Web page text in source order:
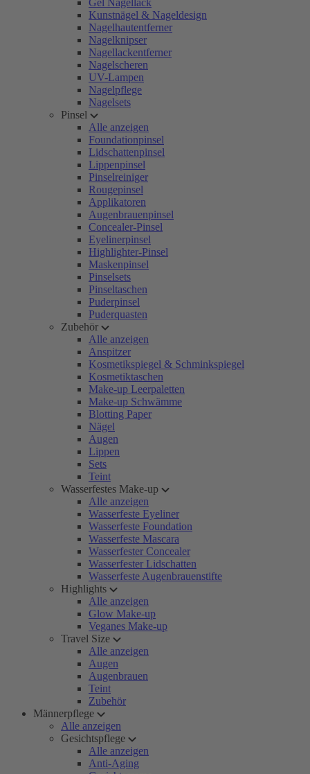
Gel Nagellack
Kunstnägel & Nageldesign
Nagelhautentferner
Nagelknipser
Nagellackentferner
Nagelscheren
UV-Lampen
Nagelpflege
Nagelsets
Pinsel
Alle anzeigen
Foundationpinsel
Lidschattenpinsel
Lippenpinsel
Pinselreiniger
Rougepinsel
Applikatoren
Augenbrauenpinsel
Concealer-Pinsel
Eyelinerpinsel
Highlighter-Pinsel
Maskenpinsel
Pinselsets
Pinseltaschen
Puderpinsel
Puderquasten
Zubehör
Alle anzeigen
Anspitzer
Kosmetikspiegel & Schminkspiegel
Kosmetiktaschen
Make-up Leerpaletten
Make-up Schwämme
Blotting Paper
Nägel
Augen
Lippen
Sets
Teint
Wasserfestes Make-up
Alle anzeigen
Wasserfeste Eyeliner
Wasserfeste Foundation
Wasserfeste Mascara
Wasserfester Concealer
Wasserfester Lidschatten
Wasserfeste Augenbrauenstifte
Highlights
Alle anzeigen
Glow Make-up
Veganes Make-up
Travel Size
Alle anzeigen
Augen
Augenbrauen
Teint
Zubehör
Männerpflege
Alle anzeigen
Gesichtspflege
Alle anzeigen
Anti-Aging